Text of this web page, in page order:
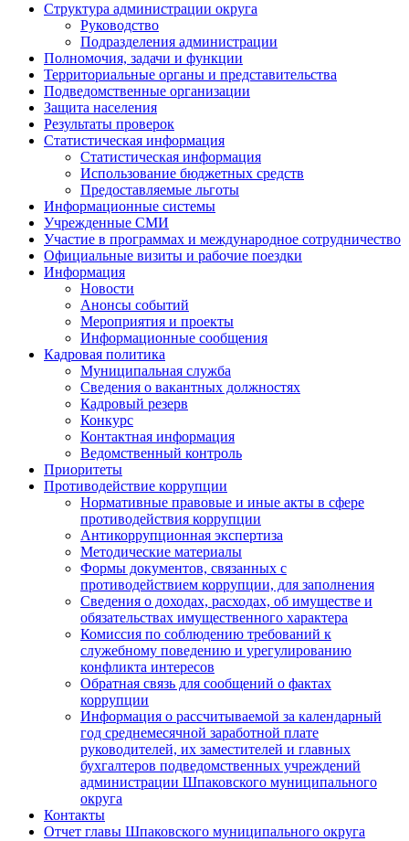
Структура администрации округа
Руководство
Подразделения администрации
Полномочия, задачи и функции
Территориальные органы и представительства
Подведомственные организации
Защита населения
Результаты проверок
Статистическая информация
Статистическая информация
Использование бюджетных средств
Предоставляемые льготы
Информационные системы
Учрежденные СМИ
Участие в программах и международное сотрудничество
Официальные визиты и рабочие поездки
Информация
Новости
Анонсы событий
Мероприятия и проекты
Информационные сообщения
Кадровая политика
Муниципальная служба
Сведения о вакантных должностях
Кадровый резерв
Конкурс
Контактная информация
Ведомственный контроль
Приоритеты
Противодействие коррупции
Нормативные правовые и иные акты в сфере
противодействия коррупции
Антикоррупционная экспертиза
Методические материалы
Формы документов, связанных с
противодействием коррупции, для заполнения
Сведения о доходах, расходах, об имуществе и
обязательствах имущественного характера
Комиссия по соблюдению требований к
служебному поведению и урегулированию
конфликта интересов
Обратная связь для сообщений о фактах
коррупции
Информация о рассчитываемой за календарный
год среднемесячной заработной плате
руководителей, их заместителей и главных
бухгалтеров подведомственных учреждений
администрации Шпаковского муниципального
округа
Контакты
Отчет главы Шпаковского муниципального округа